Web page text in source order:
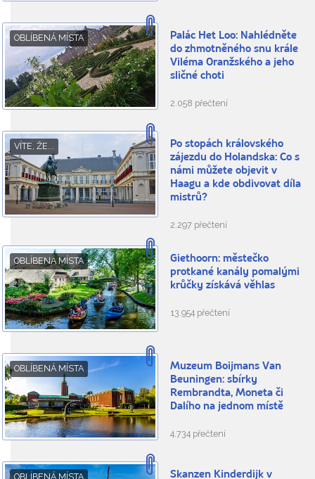
OBLÍBENÁ MÍSTA
Palác Het Loo: Nahlédněte
do zhmotněného snu krále
Viléma Oranžského a jeho
sličné choti
2.058 přečtení
VÍTE, ŽE...
Po stopách královského
zájezdu do Holandska: Co s
námi můžete objevit v
Haagu a kde obdivovat díla
mistrů?
2.297 přečtení
OBLÍBENÁ MÍSTA
Giethoorn: městečko
protkané kanály pomalými
krůčky získává věhlas
13.954 přečtení
OBLÍBENÁ MÍSTA
Muzeum Boijmans Van
Beuningen: sbírky
Rembrandta, Moneta či
Dalího na jednom místě
4.734 přečtení
OBLÍBENÁ MÍSTA
Skanzen Kinderdijk v